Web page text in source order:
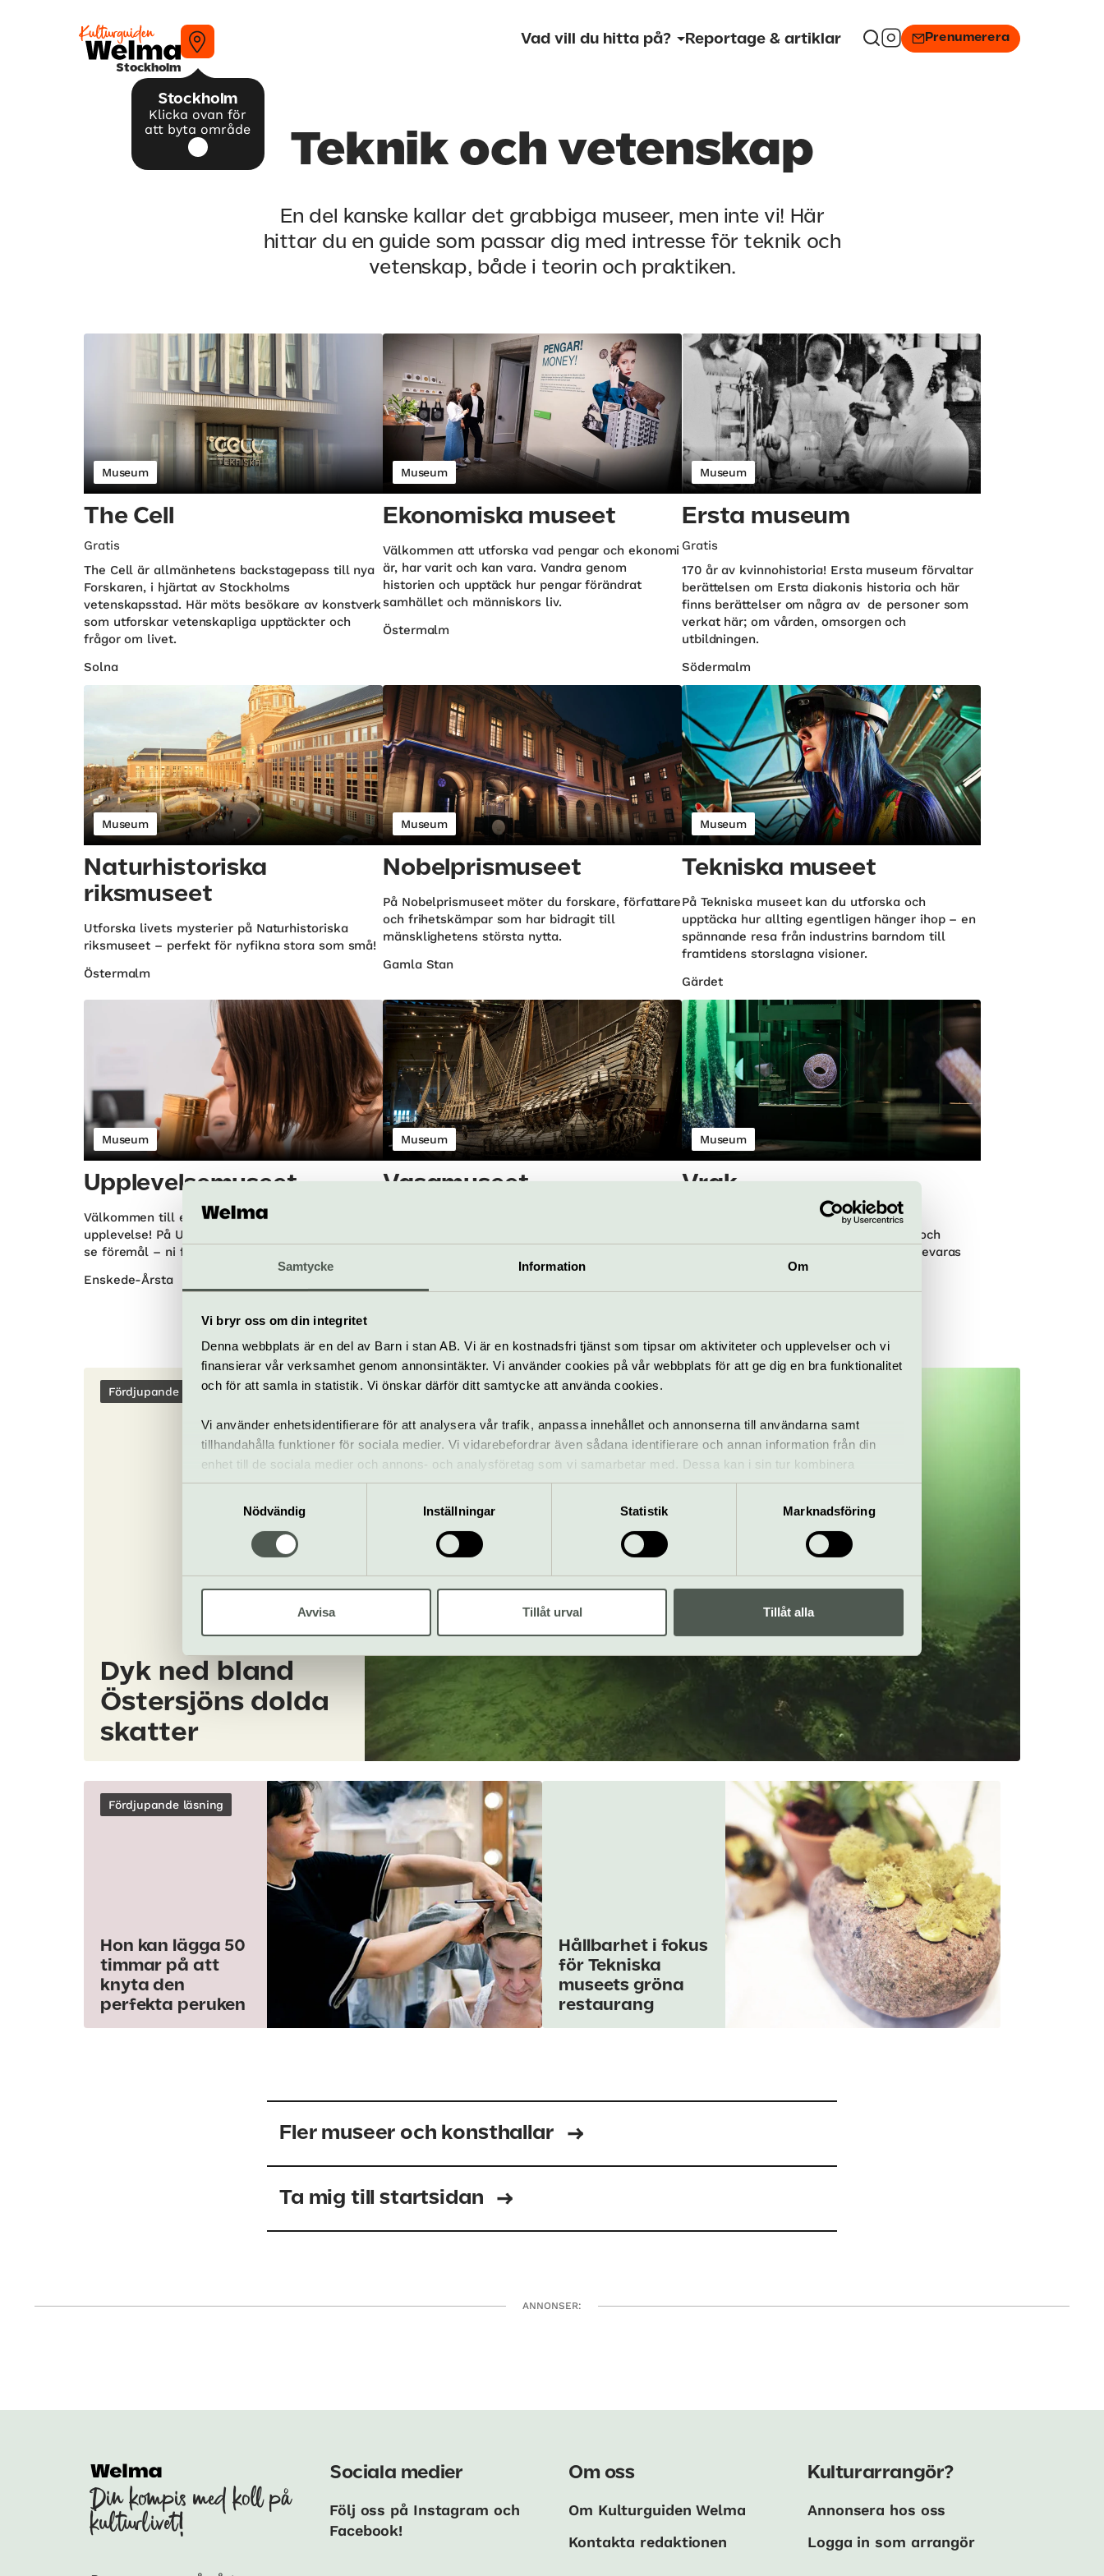
Samtycke Information Om
Vi bryr oss om din integritet
Denna webbplats är en del av Barn i stan AB. Vi är en kostnadsfri tjänst som tipsar om aktiviteter och upplevelser och vi
finansierar vår verksamhet genom annonsintäkter. Vi använder cookies på vår webbplats för att ge dig en bra funktionalitet
och för att samla in statistik. Vi önskar därför ditt samtycke att använda cookies.
Vi använder enhetsidentifierare för att analysera vår trafik, anpassa innehållet och annonserna till användarna samt
tillhandahålla funktioner för sociala medier. Vi vidarebefordrar även sådana identifierare och annan information från din
enhet till de sociala medier och annons- och analysföretag som vi samarbetar med. Dessa kan i sin tur kombinera
informationen med annan information som du har tillhandahållit eller som de har samlat in när du har använt deras tjänster.
Nödvändig
Inställningar Statistik Marknadsföring
Avvisa Tillåt urval Tillåt alla
Stockholm
Stockholm
Klicka ovan för
att byta område
Vad vill du hitta på? Reportage & artiklar Prenumerera
Teknik och vetenskap
En del kanske kallar det grabbiga museer, men inte vi! Här
hittar du en guide som passar dig med intresse för teknik och
vetenskap, både i teorin och praktiken.
Museum
The Cell
Gratis
The Cell är allmänhetens backstagepass till nya
Forskaren, i hjärtat av Stockholms
vetenskapsstad. Här möts besökare av konstverk
som utforskar vetenskapliga upptäckter och
frågor om livet.
Solna
Museum
Ekonomiska museet
Välkommen att utforska vad pengar och ekonomi
är, har varit och kan vara. Vandra genom
historien och upptäck hur pengar förändrat
samhället och människors liv.
Östermalm
Museum
Ersta museum
Gratis
170 år av kvinnohistoria! Ersta museum förvaltar
berättelsen om Ersta diakonis historia och här
finns berättelser om några av de personer som
verkat här; om vården, omsorgen och
utbildningen.
Södermalm
Museum
Naturhistoriska
riksmuseet
Utforska livets mysterier på Naturhistoriska
riksmuseet – perfekt för nyfikna stora som små!
Östermalm
Museum
Nobelprismuseet
På Nobelprismuseet möter du forskare, författare
och frihetskämpar som har bidragit till
mänsklighetens största nytta.
Gamla Stan
Museum
Tekniska museet
På Tekniska museet kan du utforska och
upptäcka hur allting egentligen hänger ihop – en
spännande resa från industrins barndom till
framtidens storslagna visioner.
Gärdet
Museum
Upplevelsemuseet
Välkommen till en unik och annorlunda
upplevelse! På Upplevelsemuseet får ni inte bara
se föremål – ni får även uppleva dem på riktigt.
Enskede-Årsta
Museum
Vasamuseet
tid, film, audioguide, butik, restaurang m.m.
Djurgården
Museum
Vrak
Med VR, film och hologram tar museet
berättelserna till ytan och låter vraken och
föremålen ligga kvar på botten där de bevaras
bäst. Ny vikingautställning!
Djurgården
Fördjupande läsning
Dyk ned bland
Östersjöns dolda
skatter
Fördjupande läsning
Hon kan lägga 50
timmar på att
knyta den
perfekta peruken
Hållbarhet i fokus
för Tekniska
museets gröna
restaurang
Fler museer och konsthallar
Ta mig till startsidan
ANNONSER:
Din kompis med koll på
kulturlivet!
Sociala medier
Följ oss på Instagram och
Facebook!
Om oss
Om Kulturguiden Welma
Kontakta redaktionen
Kulturarrangör?
Annonsera hos oss
Logga in som arrangör